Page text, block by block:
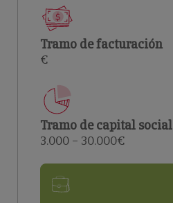
Tramo de facturación
€
Tramo de capital social
3.000 – 30.000€